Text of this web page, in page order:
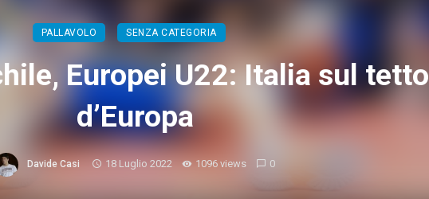
PALLAVOLO SENZA CATEGORIA
Europei U22: Italia sul tetto
d’Europa
Davide Casi 18 Luglio 2022 1096 views 0